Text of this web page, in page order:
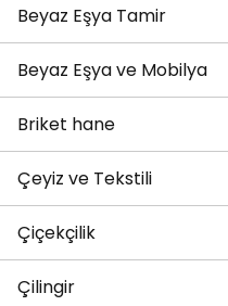
Beyaz Eşya Tamir
Beyaz Eşya ve Mobilya
Briket hane
Çeyiz ve Tekstili
Çiçekçilik
Çilingir